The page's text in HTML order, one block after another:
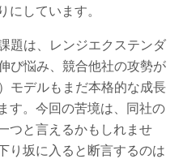
にしています。
題は、レンジエクステンダ
び悩み、競合他社の攻勢が
モデルもまだ本格的な成長
す。今回の苦境は、同社の
つと言えるかもしれませ
り坂に入ると断言するのは